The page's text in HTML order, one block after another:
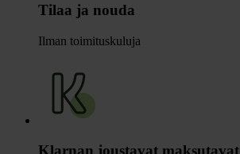
Tilaa ja nouda
Ilman toimituskuluja
Klarnan joustavat maksutavat